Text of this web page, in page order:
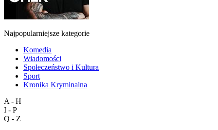
Najpopularniejsze kategorie
Komedia
Wiadomości
Społeczeństwo i Kultura
Sport
Kronika Kryminalna
A - H
I - P
Q - Z